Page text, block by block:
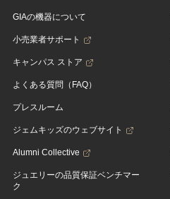
GIAの機器について
小売業者サポート
キャンパス ストア
よくある質問（FAQ）
プレスルーム
ジェムキッズのウェブサイト
Alumni Collective
ジュエリーの品質保証ベンチマー
ク